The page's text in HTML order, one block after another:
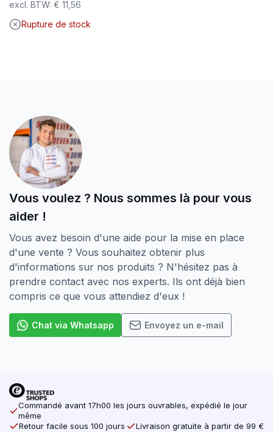
excl. BTW: € 11,56
Rupture de stock
Vous voulez ? Nous sommes là pour vous
aider !
Vous avez besoin d'une aide pour la mise en place
d'une vente ? Vous souhaitez obtenir plus
d'informations sur nos produits ? N'hésitez pas à
prendre contact avec nos experts. Ils ont déjà bien
compris ce que vous attendiez d'eux !
Chat via Whatsapp Envoyez un e-mail
Commandé avant 17h00 les jours ouvrables, expédié le jour
même
Retour facile sous 100 jours
Livraison gratuite à partir de 99 €